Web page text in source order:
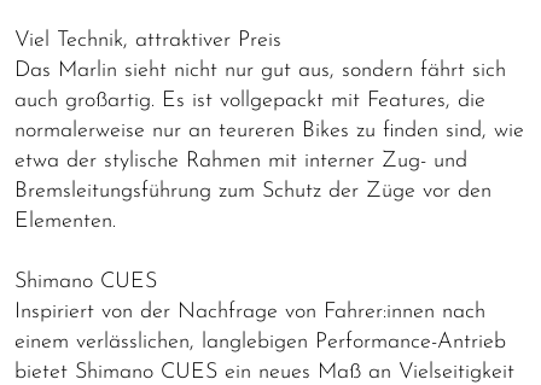
Viel Technik, attraktiver Preis
Das Marlin sieht nicht nur gut aus, sondern fährt sich
auch großartig. Es ist vollgepackt mit Features, die
normalerweise nur an teureren Bikes zu finden sind, wie
etwa der stylische Rahmen mit interner Zug- und
Bremsleitungsführung zum Schutz der Züge vor den
Elementen.
Shimano CUES
Inspiriert von der Nachfrage von Fahrer:innen nach
einem verlässlichen, langlebigen Performance-Antrieb
bietet Shimano CUES ein neues Maß an Vielseitigkeit